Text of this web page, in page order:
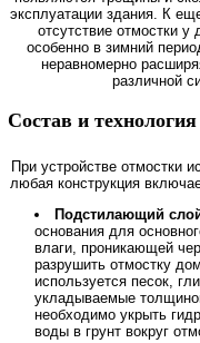
эксплуатации здания. К
отсутствие отмостки
особенно в зимний
неравномерно
различной
Состав и
При устройстве отмостки
любая конструкция
Подстилающий
основания для
влаги, проникающей
разрушить отмостку
используется песок,
укладываемые
необходимо укрыть
воды в грунт вокруг